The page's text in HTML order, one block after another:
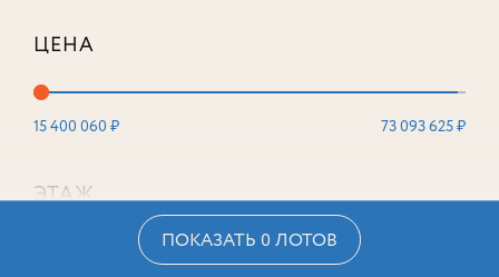
ЦЕНА
15 400 060 ₽ 73 093 625 ₽
ЭТАЖ
ПОКАЗАТЬ 0 ЛОТОВ